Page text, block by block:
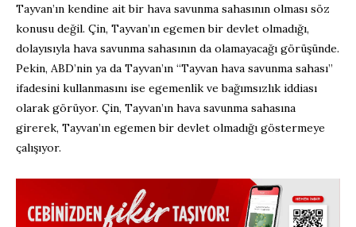
Tayvan’ın kendine ait bir hava savunma sahasının olması söz
konusu değil. Çin, Tayvan’ın egemen bir devlet olmadığı,
dolayısıyla hava savunma sahasının da olamayacağı görüşünde.
Pekin, ABD’nin ya da Tayvan’ın “Tayvan hava savunma sahası”
ifadesini kullanmasını ise egemenlik ve bağımsızlık iddiası
olarak görüyor. Çin, Tayvan’ın hava savunma sahasına
girerek, Tayvan’ın egemen bir devlet olmadığı göstermeye
çalışıyor.